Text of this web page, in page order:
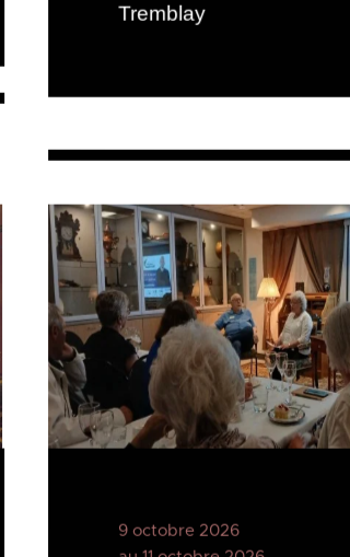
Tremblay
9 octobre 2026